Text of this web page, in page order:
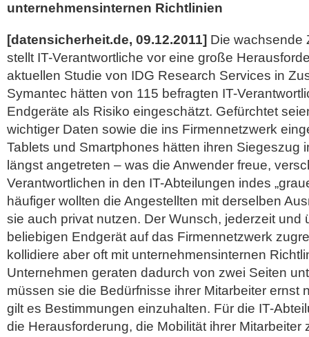
unternehmensinternen Richtlinien
[datensicherheit.de, 09.12.2011] Die wachsende
stellt IT-Verantwortliche vor eine große
aktuellen Studie von IDG Research Services in
Symantec hätten von 115 befragten IT-
Endgeräte als Risiko eingeschätzt. Gefürchtet
wichtiger Daten sowie die ins Firmennetzwerk
Tablets und Smartphones hätten ihren Siegeszug
längst angetreten – was die Anwender freue,
Verantwortlichen in den IT-Abteilungen indes
häufiger wollten die Angestellten mit derselben
sie auch privat nutzen. Der Wunsch, jederzeit und
beliebigen Endgerät auf das Firmennetzwerk
kollidiere aber oft mit unternehmensinternen
Unternehmen geraten dadurch von zwei Seiten
müssen sie die Bedürfnisse ihrer Mitarbeiter ernst
gilt es Bestimmungen einzuhalten. Für die IT-
die Herausforderung, die Mobilität ihrer Mitarbeiter